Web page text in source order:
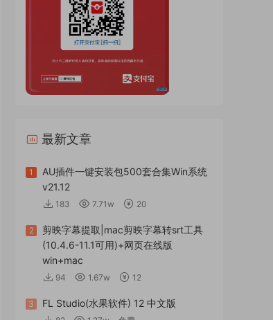
最新文章
1
AU插件一键安装包500套合集Win系统
v21.12
183 7.71w 20
2
剪映字幕提取|mac剪映字幕转srt工具
(10.4.6-11.1可用)+网页在线版
win+mac
94 1.67w 12
3 FL Studio(水果软件) 12 中文版